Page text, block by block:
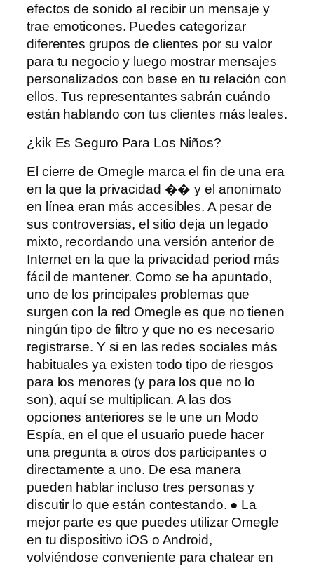
efectos de sonido al recibir un mensaje y
trae emoticones. Puedes categorizar
diferentes grupos de clientes por su valor
para tu negocio y luego mostrar mensajes
personalizados con base ​​en tu relación con
ellos. Tus representantes sabrán cuándo
están hablando con tus clientes más leales.
¿kik Es Seguro Para Los Niños?
El cierre de Omegle marca el fin de una era
en la que la privacidad �� y el anonimato
en línea eran más accesibles. A pesar de
sus controversias, el sitio deja un legado
mixto, recordando una versión anterior de
Internet en la que la privacidad period más
fácil de mantener. Como se ha apuntado,
uno de los principales problemas que
surgen con la red Omegle es que no tienen
ningún tipo de filtro y que no es necesario
registrarse. Y si en las redes sociales más
habituales ya existen todo tipo de riesgos
para los menores (y para los que no lo
son), aquí se multiplican. A las dos
opciones anteriores se le une un Modo
Espía, en el que el usuario puede hacer
una pregunta a otros dos participantes o
directamente a uno. De esa manera
pueden hablar incluso tres personas y
discutir lo que están contestando. ● La
mejor parte es que puedes utilizar Omegle
en tu dispositivo iOS o Android,
volviéndose conveniente para chatear en